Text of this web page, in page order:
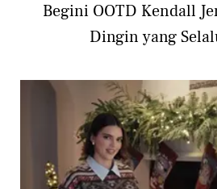
Begini OOTD Kendall
Dingin yang